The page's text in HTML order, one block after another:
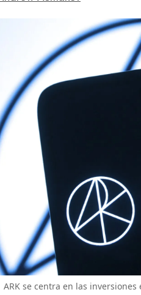
ARK se centra en las